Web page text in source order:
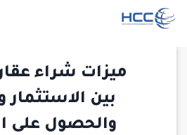
ميزات شراء
بين
والحصول على